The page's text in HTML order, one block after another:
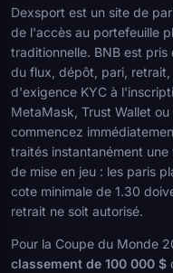
Dexsport est un site de
de l'accès au portefeuille
traditionnelle. BNB est
du flux, dépôt, pari,
d'exigence KYC à
MetaMask, Trust Wallet
commencez
traités instantanément
de mise en jeu : les paris
cote minimale de 1.30
retrait ne soit autorisé.
Pour la Coupe du Monde
classement de 100 000 $